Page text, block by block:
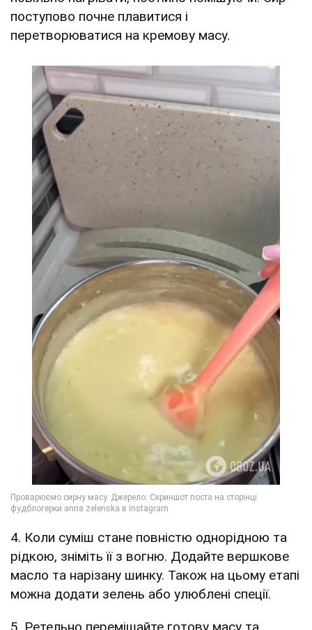
поступово почне плавитися і
перетворюватися на кремову масу.
4. Коли суміш стане повністю однорідною та
рідкою, зніміть її з вогню. Додайте вершкове
масло та нарізану шинку. Також на цьому етапі
можна додати зелень або улюблені спеції.